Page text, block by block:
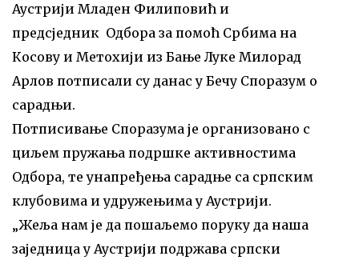
Аустрији Младен Филиповић и
предсједник Одбора за помоћ Србима на
Косову и Метохији из Бање Луке Милорад
Арлов потписали су данас у Бечу Споразум о
сарадњи.
Потписивање Споразума је организовано с
циљем пружања подршке активностима
Одбора, те унапређења сарадње са српским
клубовима и удружењима у Аустрији.
„Жеља нам је да пошаљемо поруку да наша
заједница у Аустрији подржава српски